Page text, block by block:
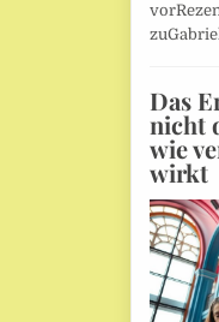
Das
nicht
wie
wirkt